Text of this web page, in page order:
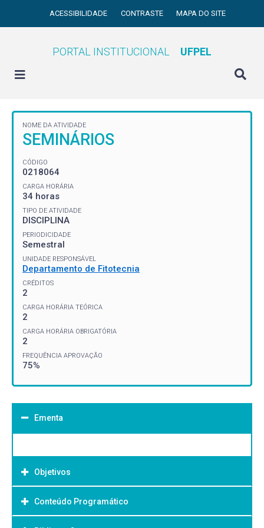
ACESSIBILIDADE CONTRASTE MAPA DO SITE
PORTAL INSTITUCIONAL UFPEL
NOME DA ATIVIDADE
SEMINÁRIOS
CÓDIGO
0218064
CARGA HORÁRIA
34 horas
TIPO DE ATIVIDADE
DISCIPLINA
PERIODICIDADE
Semestral
UNIDADE RESPONSÁVEL
Departamento de Fitotecnia
CRÉDITOS
2
CARGA HORÁRIA TEÓRICA
2
CARGA HORÁRIA OBRIGATÓRIA
2
FREQUÊNCIA APROVAÇÃO
75%
Ementa
Objetivos
Objetivo Geral:
Conteúdo Programático